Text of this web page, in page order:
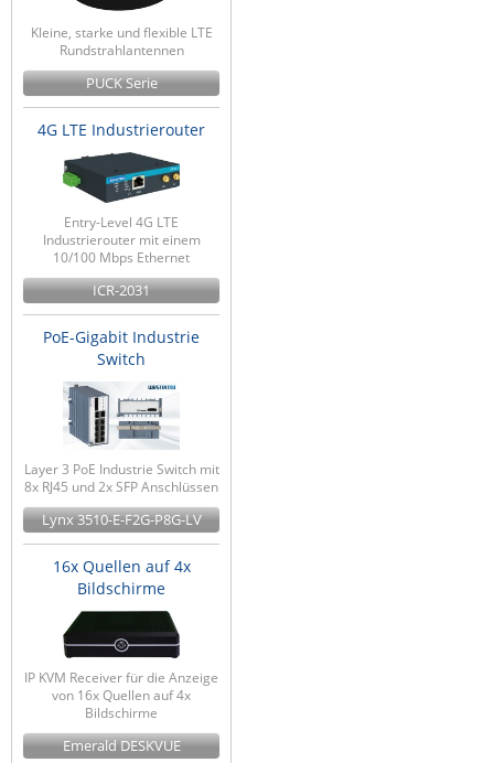
Tactical Software
TEKTELIC
Teltonika
Unwired Networks
Vision
WATTECO
Westermo
Yuasa
ZPE Systems
News zu unseren Herstellern
Kleine, starke und flexible LTE
Rundstrahlantennen
PUCK Serie
4G LTE Industrierouter
Entry-Level 4G LTE
Industrierouter mit einem
10/100 Mbps Ethernet
ICR-2031
PoE-Gigabit Industrie
Switch
Layer 3 PoE Industrie Switch mit
8x RJ45 und 2x SFP Anschlüssen
Lynx 3510-E-F2G-P8G-LV
16x Quellen auf 4x
Bildschirme
IP KVM Receiver für die Anzeige
von 16x Quellen auf 4x
Bildschirme
Emerald DESKVUE